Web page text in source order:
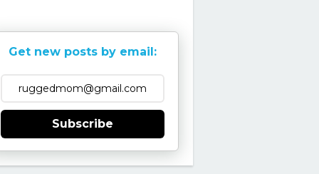
Get new posts by email:
Subscribe